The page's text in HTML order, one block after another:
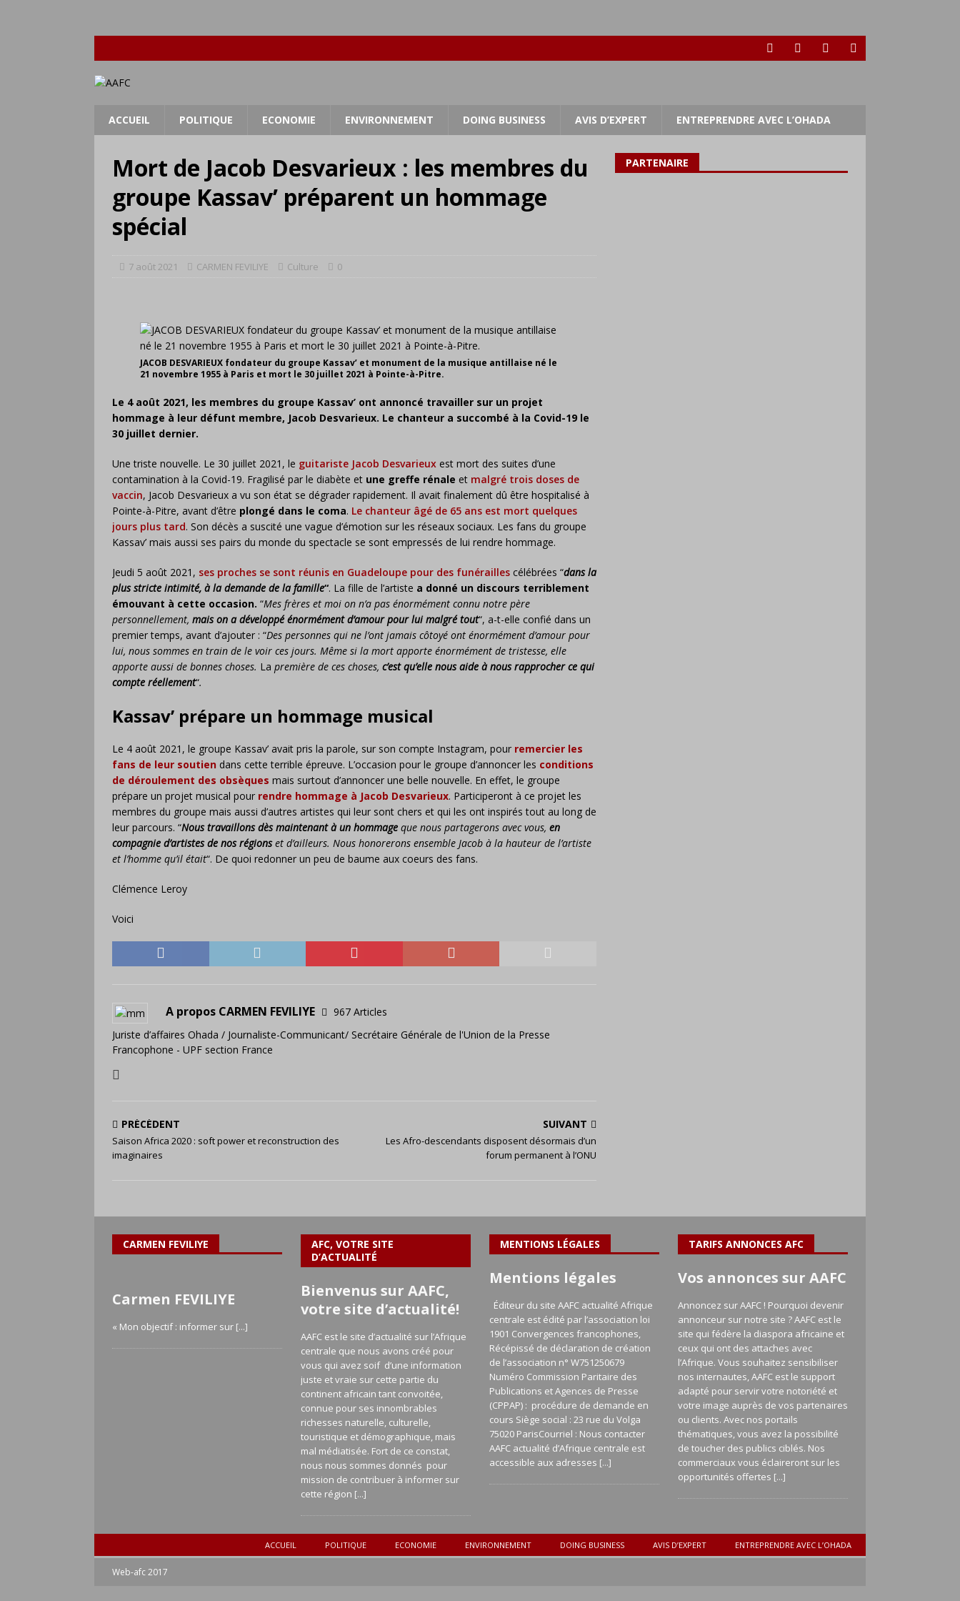
ACCUEIL POLITIQUE ECONOMIE ENVIRONNEMENT DOING BUSINESS AVIS D’EXPERT ENTREPRENDRE AVEC L’OHADA
Mort de Jacob Desvarieux : les membres du
groupe Kassav’ préparent un hommage
spécial
7 août 2021 CARMEN FEVILIYE Culture 0
JACOB DESVARIEUX fondateur du groupe Kassav’ et monument de la musique antillaise né le
21 novembre 1955 à Paris et mort le 30 juillet 2021 à Pointe-à-Pitre.
Le 4 août 2021, les membres du groupe Kassav’ ont annoncé travailler sur un projet
hommage à leur défunt membre, Jacob Desvarieux. Le chanteur a succombé à la Covid-19 le
30 juillet dernier.
Une triste nouvelle. Le 30 juillet 2021, le guitariste Jacob Desvarieux est mort des suites d’une
contamination à la Covid-19. Fragilisé par le diabète et une greffe rénale et malgré trois doses de
vaccin, Jacob Desvarieux a vu son état se dégrader rapidement. Il avait finalement dû être hospitalisé à
Pointe-à-Pitre, avant d’être plongé dans le coma. Le chanteur âgé de 65 ans est mort quelques
jours plus tard. Son décès a suscité une vague d’émotion sur les réseaux sociaux. Les fans du groupe
Kassav’ mais aussi ses pairs du monde du spectacle se sont empressés de lui rendre hommage.
Jeudi 5 août 2021, ses proches se sont réunis en Guadeloupe pour des funérailles célébrées “dans la
plus stricte intimité, à la demande de la famille“. La fille de l’artiste a donné un discours terriblement
émouvant à cette occasion. “Mes frères et moi on n’a pas énormément connu notre père
personnellement, mais on a développé énormément d’amour pour lui malgré tout“, a-t-elle confié dans un
premier temps, avant d’ajouter : “Des personnes qui ne l’ont jamais côtoyé ont énormément d’amour pour
lui, nous sommes en train de le voir ces jours. Même si la mort apporte énormément de tristesse, elle
apporte aussi de bonnes choses. La première de ces choses, c’est qu’elle nous aide à nous rapprocher ce qui
compte réellement“.
Kassav’ prépare un hommage musical
Le 4 août 2021, le groupe Kassav’ avait pris la parole, sur son compte Instagram, pour remercier les
fans de leur soutien dans cette terrible épreuve. L’occasion pour le groupe d’annoncer les conditions
de déroulement des obsèques mais surtout d’annoncer une belle nouvelle. En effet, le groupe
prépare un projet musical pour rendre hommage à Jacob Desvarieux. Participeront à ce projet les
membres du groupe mais aussi d’autres artistes qui leur sont chers et qui les ont inspirés tout au long de
leur parcours. “Nous travaillons dès maintenant à un hommage que nous partagerons avec vous, en
compagnie d’artistes de nos régionset d’ailleurs. Nous honorerons ensemble Jacob à la hauteur de l’artiste
et l’homme qu’il était“. De quoi redonner un peu de baume aux coeurs des fans.
Clémence Leroy
Voici
A propos CARMEN FEVILIYE
967 Articles
Juriste d’affaires Ohada / Journaliste-Communicant/ Secrétaire Générale de l'Union de la Presse
Francophone - UPF section France
PRÉCÉDENT
Saison Africa 2020 : soft power et reconstruction des
imaginaires
SUIVANT
Les Afro-descendants disposent désormais d’un
forum permanent à l’ONU
PARTENAIRE
CARMEN FEVILIYE
Carmen FEVILIYE
« Mon objectif : informer sur [...]
AFC, VOTRE SITE
D’ACTUALITÉ
Bienvenus sur AAFC,
votre site d’actualité!
AAFC est le site d’actualité sur l’Afrique
centrale que nous avons créé pour
vous qui avez soif d’une information
juste et vraie sur cette partie du
continent africain tant convoitée,
connue pour ses innombrables
richesses naturelle, culturelle,
touristique et démographique, mais
mal médiatisée. Fort de ce constat,
nous nous sommes donnés pour
mission de contribuer à informer sur
cette région [...]
MENTIONS LÉGALES
Mentions légales
Éditeur du site AAFC actualité Afrique
centrale est édité par l’association loi
1901 Convergences francophones,
Récépissé de déclaration de création
de l’association n° W751250679
Numéro Commission Paritaire des
Publications et Agences de Presse
(CPPAP) : procédure de demande en
cours Siège social : 23 rue du Volga
75020 ParisCourriel : Nous contacter
AAFC actualité d’Afrique centrale est
accessible aux adresses [...]
TARIFS ANNONCES AFC
Vos annonces sur AAFC
Annoncez sur AAFC ! Pourquoi devenir
annonceur sur notre site ? AAFC est le
site qui fédère la diaspora africaine et
ceux qui ont des attaches avec
l’Afrique. Vous souhaitez sensibiliser
nos internautes, AAFC est le support
adapté pour servir votre notoriété et
votre image auprès de vos partenaires
ou clients. Avec nos portails
thématiques, vous avez la possibilité
de toucher des publics ciblés. Nos
commerciaux vous éclaireront sur les
opportunités offertes [...]
ACCUEIL POLITIQUE ECONOMIE ENVIRONNEMENT DOING BUSINESS AVIS D’EXPERT ENTREPRENDRE AVEC L’OHADA
Web-afc 2017